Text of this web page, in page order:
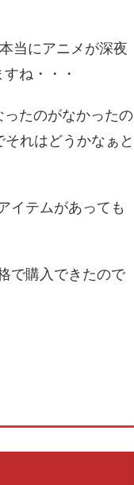
当にアニメが深夜
ね・・・
たのがなかったの
れはどうかなぁと
イテムがあっても
で購入できたので